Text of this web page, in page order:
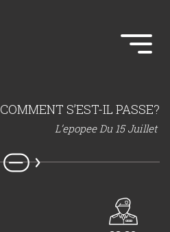
COMMENT S’EST-IL PASSE?
L’epopee Du 15 Juillet